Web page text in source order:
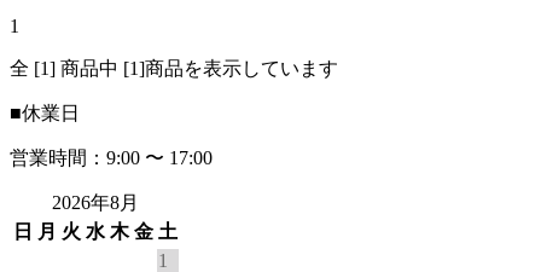
1
全 [1] 商品中 [1]商品を表示しています
■休業日
営業時間：9:00 〜 17:00
2026年8月
日
月 火 水 木 金 土
1